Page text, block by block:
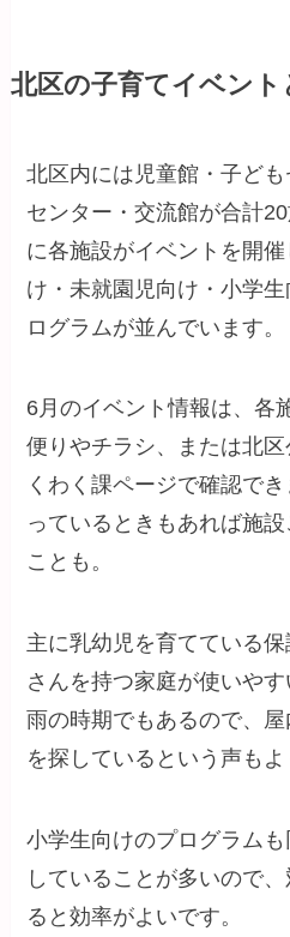
北区の子育てイベン
北区内には児童館・子ど
センター・交流館が合計
に各施設がイベントを開
け・未就園児向け・小学
ログラムが並んでいます。
6月のイベント情報は、各
便りやチラシ、または北
くわく課ページで確認で
っているときもあれば施
ことも。
主に乳幼児を育てている
さんを持つ家庭が使いや
雨の時期でもあるので、
を探しているという声もよ
小学生向けのプログラム
していることが多いので
ると効率がよいです。